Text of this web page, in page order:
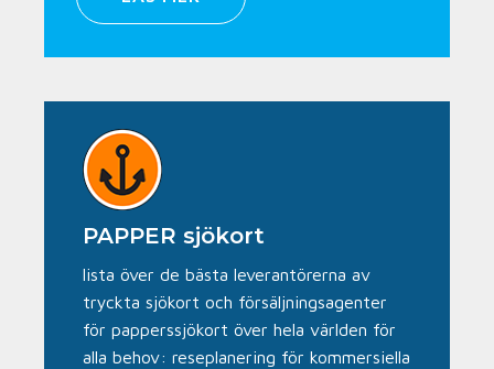
PAPPER sjökort
lista över de bästa leverantörerna av
tryckta sjökort och försäljningsagenter
för papperssjökort över hela världen för
alla behov: reseplanering för kommersiella